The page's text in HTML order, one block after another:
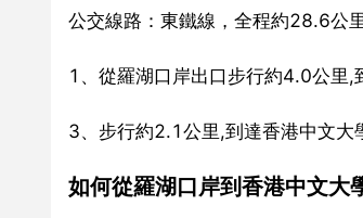
公交線路：東鐵線，全程約28.6公
1、從羅湖口岸出口步行約4.0公里
3、步行約2.1公里,到達香港中文大
如何從羅湖口岸到香港中文大